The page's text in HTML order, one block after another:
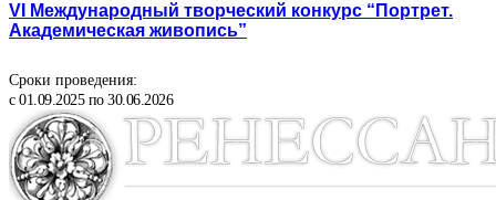
VI Международный творческий конкурс “Портрет.
Академическая живопись”
Сроки проведения:
с 01.09.2025 по 30.06.2026